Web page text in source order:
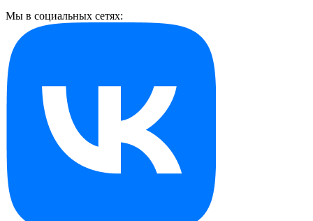
Мы в социальных сетях: